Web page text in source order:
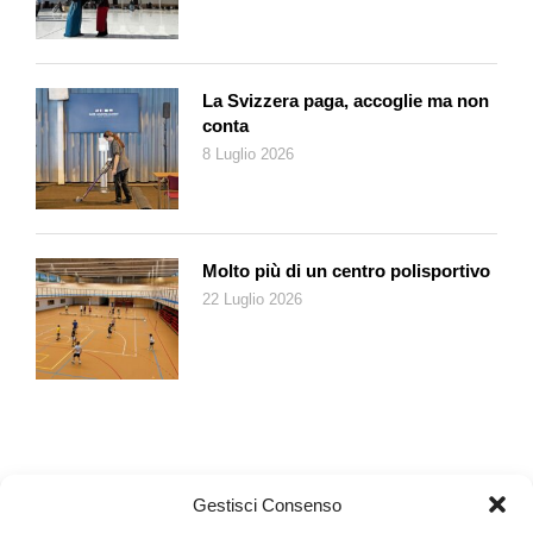
Gestisci Consenso
La Svizzera paga, accoglie ma non
conta
8 Luglio 2026
Molto più di un centro polisportivo
22 Luglio 2026